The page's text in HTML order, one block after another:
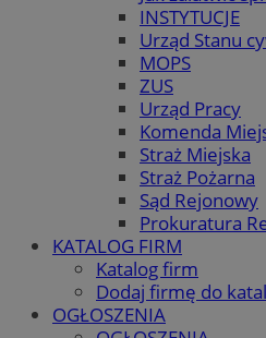
INSTYTUCJE
Urząd Stanu
MOPS
ZUS
Urząd Pracy
Komenda
Straż Miejska
Straż Pożarna
Sąd Rejonowy
Prokuratura
KATALOG FIRM
Katalog firm
Dodaj firmę do
OGŁOSZENIA